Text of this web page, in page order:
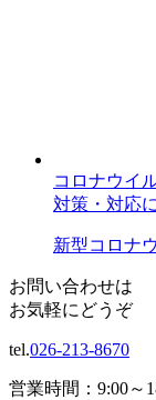
コロナウイ
対策・対応
新型コロナ
お問い合わせは
お気軽にどうぞ
tel.026-213-8670
営業時間：9:00～